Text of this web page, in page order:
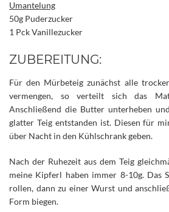
Umantelung
50g Puderzucker
1 Pck Vanillezucker
ZUBEREITUNG:
Für den Mürbeteig zunächst alle
vermengen, so verteilt sich das
Anschließend die Butter unterheben
glatter Teig entstanden ist. Diesen für
über Nacht in den Kühlschrank geben.
Nach der Ruhezeit aus dem Teig
meine Kipferl haben immer 8-10g. Das
rollen, dann zu einer Wurst und
Form biegen.